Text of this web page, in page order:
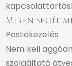
Miben segít
Postakezelés
Nem kell
szolgáltató